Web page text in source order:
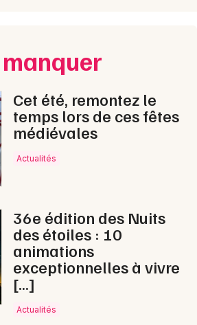
Je m'abonne
Cet été, remontez le
temps lors de ces fêtes
médiévales
Actualités
36e édition des Nuits
des étoiles : 10
animations
exceptionnelles à vivre
[…]
Actualités